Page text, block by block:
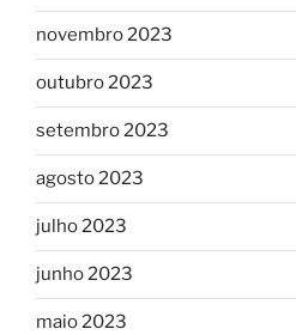
novembro 2023
outubro 2023
setembro 2023
agosto 2023
julho 2023
junho 2023
maio 2023